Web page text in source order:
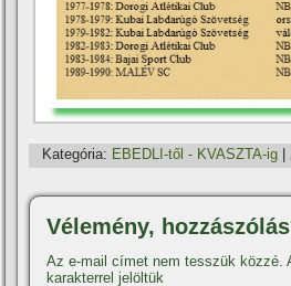
Kategória: EBEDLI-től - KVASZTA-ig |
Vélemény,
Az e-mail címet nem tesszük közzé.
karakterrel jelöltük